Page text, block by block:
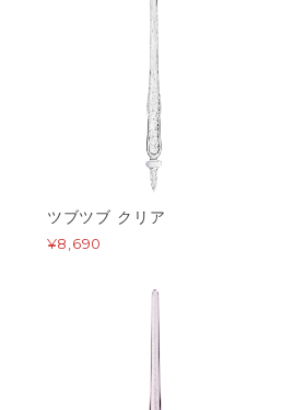
ツブツブ クリア
¥8,690